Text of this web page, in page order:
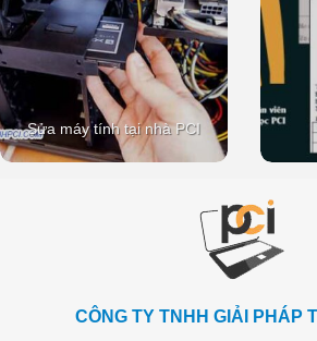
Sửa máy tính tại nhà PCI
CÔNG TY TNHH GIẢI PHÁP